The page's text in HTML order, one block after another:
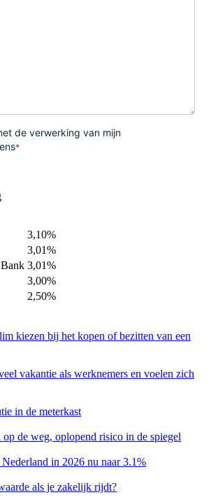
3,10%
3,01%
3,01%
3,00%
2,50%
kiezen bij het kopen of bezitten van een
vakantie als werknemers en voelen zich
in de meterkast
op de weg, oplopend risico in de spiegel
in 2026 nu naar 3.1%
als je zakelijk rijdt?